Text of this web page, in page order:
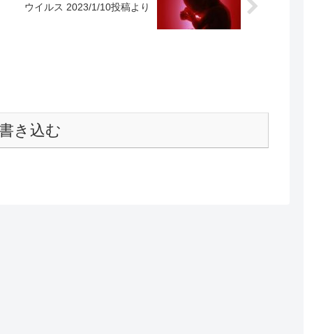
ウイルス 2023/1/10投稿より
き込む